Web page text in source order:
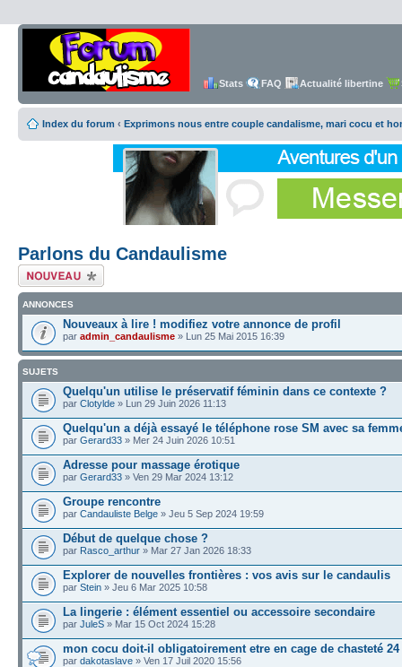
Stats FAQ Actualité libertine
Index du forum ‹ Exprimons nous entre couple candalisme, mari cocu et
Parlons du Candaulisme
Écrire un nouveau
sujet
ANNONCES
Nouveaux à lire ! modifiez votre annonce de profil
par admin_candaulisme » Lun 25 Mai 2015 16:39
SUJETS
Quelqu'un utilise le préservatif féminin dans ce contexte ?
par Clotylde » Lun 29 Juin 2026 11:13
Quelqu'un a déjà essayé le téléphone rose SM avec sa
par Gerard33 » Mer 24 Juin 2026 10:51
Adresse pour massage érotique
par Gerard33 » Ven 29 Mar 2024 13:12
Groupe rencontre
par Candauliste Belge » Jeu 5 Sep 2024 19:59
Début de quelque chose ?
par Rasco_arthur » Mar 27 Jan 2026 18:33
Explorer de nouvelles frontières : vos avis sur le candaulis
par Stein » Jeu 6 Mar 2025 10:58
La lingerie : élément essentiel ou accessoire secondaire
par JuleS » Mar 15 Oct 2024 15:28
mon cocu doit-il obligatoirement etre en cage de chasteté 24
par dakotaslave » Ven 17 Juil 2020 15:56